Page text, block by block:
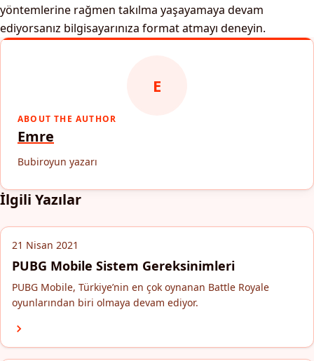
yöntemlerine rağmen takılma yaşayamaya devam
ediyorsanız bilgisayarınıza format atmayı deneyin.
E
ABOUT THE AUTHOR
Emre
Bubiroyun yazarı
İlgili Yazılar
21 Nisan 2021
PUBG Mobile Sistem Gereksinimleri
PUBG Mobile, Türkiye’nin en çok oynanan Battle Royale
oyunlarından biri olmaya devam ediyor.